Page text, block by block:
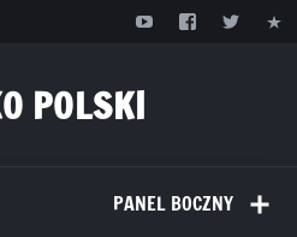
POLSKI
PANEL BOCZNY